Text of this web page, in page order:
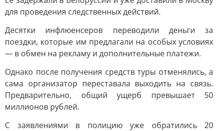
для проведения следственных действий.
Десятки инфлюенсеров переводили деньги за
поездки, которые им предлагали на особых условиях
— в обмен на рекламу и дополнительные платежи.
Однако после получения средств туры отменялись, а
сама организатор переставала выходить на связь.
Предварительно, общий ущерб превышает 50
миллионов рублей.
С заявлениями в полицию уже обратились 20